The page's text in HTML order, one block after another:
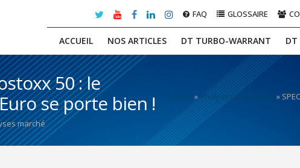
ACCUEIL NOS ARTICLES DT TURBO-WARRANT DT
FAQ GLOSSAIRE
Accueil » Analyses de marché »
50 : le
se porte bien !
marché